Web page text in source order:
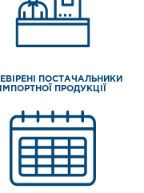
ПОСТАЧАЛЬНИКИ
ІМПОРТНОЇ ПРОДУКЦІЇ